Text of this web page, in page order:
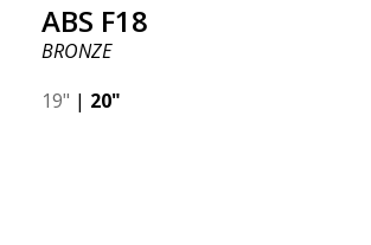
ABS F18
BRONZE
19" | 20"